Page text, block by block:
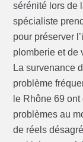
sérénité lors de
spécialiste
pour préserver
plomberie et de
La survenance
problème
le Rhône 69
problèmes au
de réels